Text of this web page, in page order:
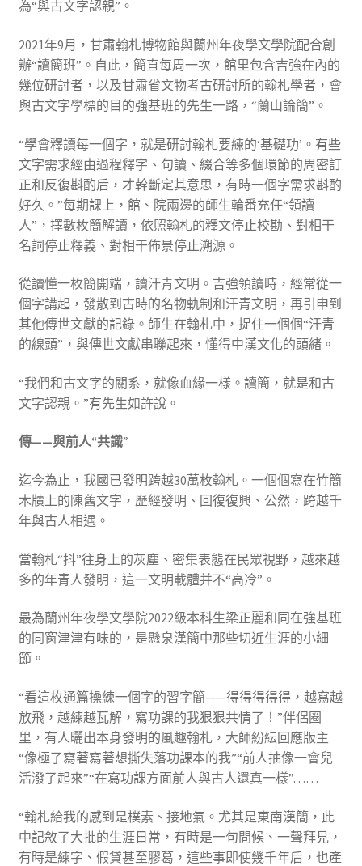
為“與古文字認親”。
2021年9月，甘肅翰札博物館與蘭州年夜學文學院配合創
辦“讀簡班”。自此，簡直每周一次，館里包含吉強在內的
幾位研討者，以及甘肅省文物考古研討所的翰札學者，會
與古文字學標的目的強基班的先生一路，“蘭山論簡”。
“學會釋讀每一個字，就是研討翰札要練的‘基礎功’。有些
文字需求經由過程釋字、句讀、綴合等多個環節的周密訂
正和反復斟酌后，才幹斷定其意思，有時一個字需求斟酌
好久。”每期課上，館、院兩邊的師生輪番充任“領讀
人”，擇數枚簡解讀，依照翰札的釋文停止校勘、對相干
名詞停止釋義、對相干佈景停止溯源。
從讀懂一枚簡開端，讀汗青文明。吉強領讀時，經常從一
個字講起，發散到古時的名物軌制和汗青文明，再引申到
其他傳世文獻的記錄。師生在翰札中，捉住一個個“汗青
的線頭”，與傳世文獻串聯起來，懂得中漢文化的頭緒。
“我們和古文字的關系，就像血緣一樣。讀簡，就是和古
文字認親。”有先生如許說。
傳——與前人“共識”
迄今為止，我國已發明跨越30萬枚翰札。一個個寫在竹簡
木牘上的陳舊文字，歷經發明、回復復興、公然，跨越千
年與古人相遇。
當翰札“抖”往身上的灰塵、密集表態在民眾視野，越來越
多的年青人發明，這一文明載體并不“高冷”。
最為蘭州年夜學文學院2022級本科生梁正麗和同在強基班
的同窗津津有味的，是懸泉漢簡中那些切近生涯的小細
節。
“看這枚通篇操練一個字的習字簡——得得得得得，越寫越
放飛，越練越瓦解，寫功課的我狠狠共情了！”伴侶圈
里，有人曬出本身發明的風趣翰札，大師紛紜回應版主
“像極了寫著寫著想撕失落功課本的我”“前人抽像一會兒
活潑了起來”“在寫功課方面前人與古人還真一樣”……
“翰札給我的感到是樸素、接地氣。尤其是東南漢簡，此
中記敘了大批的生涯日常，有時是一句問候、一聲拜見，
有時是練字、假貸甚至膠葛，這些事即使幾千年后，也產